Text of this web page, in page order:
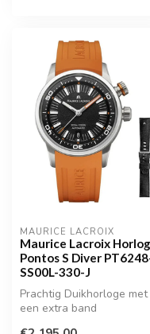
MAURICE LACROIX
Maurice Lacroix
Pontos S Diver
SS00L-330-J
Prachtig Duikhorloge met
een extra band